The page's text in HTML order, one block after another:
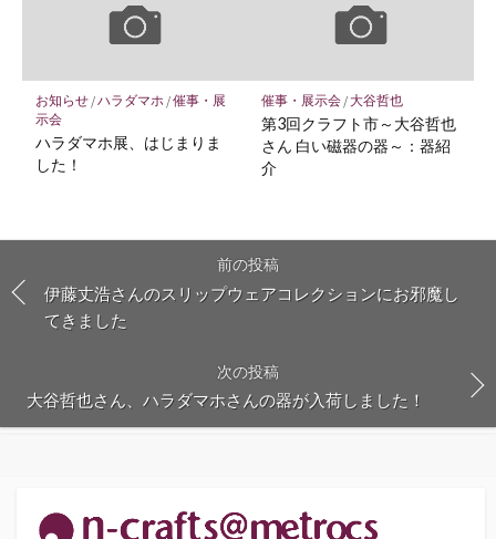
お知らせ/ハラダマホ /催事・展
示会
ハラダマホ展、はじまりま
した！
催事・展示会/ 大谷哲也
第3回クラフト市～大谷哲也
さん 白い磁器の器～：器紹
介
前の投稿
伊藤丈浩さんのスリップウェアコレクションにお邪魔し
てきました
次の投稿
大谷哲也さん、ハラダマホさんの器が入荷しました！